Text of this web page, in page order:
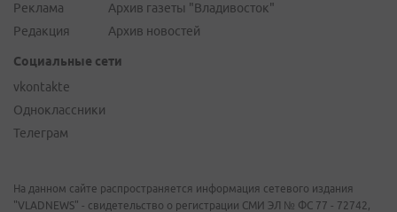
Реклама
Редакция
Архив газеты "Владивосток"
Архив новостей
Социальные сети
vkontakte
Одноклассники
Телеграм
На данном сайте распространяется информация сетевого издания
"VLADNEWS" - свидетельство о регистрации СМИ ЭЛ № ФС 77 - 72742,